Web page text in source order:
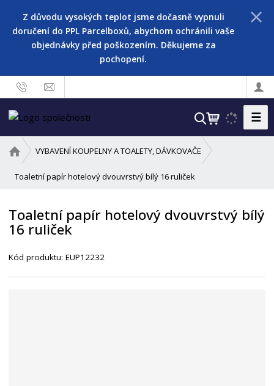
Z důvodu vysokých teplot jsme dočasně vypnuli
doručení do PPL Parcelboxů, abychom ochránili vaše
objednávky před poškozením. Děkujeme za
pochopení.
V
h
l
t
☰
v
o
í
s
r
VYBAVENÍ KOUPELNY A TOALETY, DÁVKOVAČE
Toaletní papír hotelový dvouvrstvý bílý 16 ruliček
Toaletní papír hotelový dvouvrstvý bílý
16 ruliček
Kód produktu:EUP12232